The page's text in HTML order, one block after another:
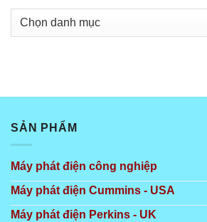
Danh
SẢN PHẨM
Máy phát điện công nghiệp
Máy phát điện Cummins - USA
Máy phát điện Perkins - UK